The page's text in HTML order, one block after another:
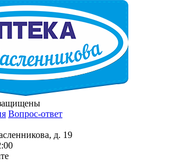
Вопрос-ответ
д. 19